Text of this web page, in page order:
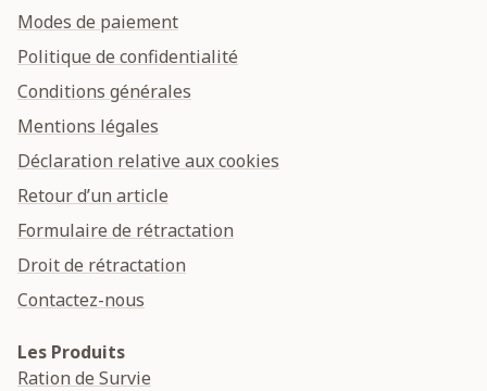
Modes de paiement
Politique de confidentialité
Conditions générales
Mentions légales
Déclaration relative aux cookies
Retour d’un article
Formulaire de rétractation
Droit de rétractation
Contactez-nous
Les Produits
Ration de Survie